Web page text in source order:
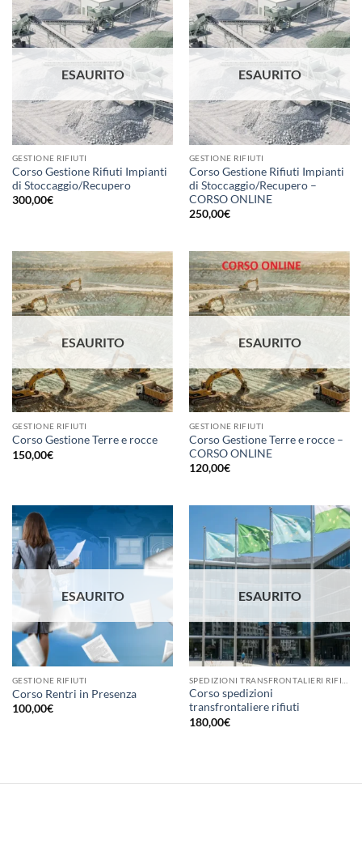
ESAURITO
GESTIONE RIFIUTI
Corso Gestione Rifiuti Impianti
di Stoccaggio/Recupero
300,00€
ESAURITO
GESTIONE RIFIUTI
Corso Gestione Rifiuti Impianti
di Stoccaggio/Recupero –
CORSO ONLINE
250,00€
ESAURITO
GESTIONE RIFIUTI
Corso Gestione Terre e rocce
150,00€
ESAURITO
GESTIONE RIFIUTI
Corso Gestione Terre e rocce –
CORSO ONLINE
120,00€
ESAURITO
GESTIONE RIFIUTI
Corso Rentri in Presenza
100,00€
ESAURITO
Corso spedizioni
transfrontaliere rifiuti
180,00€